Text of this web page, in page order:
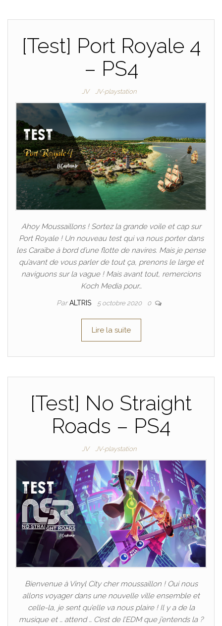
[Test] Port Royale 4
– PS4
JV JV-playstation
Ahoy Moussaillons ! Sortez la grande voile et cap sur
Port Royale ! Un nouveau test qui va nous porter dans
les Caraïbe à bord d’une flotte de navires. Mais je pense
qu’avant de vous parler de tout ça, prenons le large et
naviguons sur la vague ! Mais avant tout, remercions
Koch Media pour…
ParALTRIS 5 octobre 2020 0
Lire la suite
[Test] No Straight
Roads – PS4
JV JV-playstation
Bienvenue à Vinyl City cher moussaillon ! Oui nous
allons voyager dans une nouvelle ville ensemble et
celle-la, je sent qu’elle va nous plaire ! Il y a de la
musique et … attend … C’est de l’EDM que j’entends la ?